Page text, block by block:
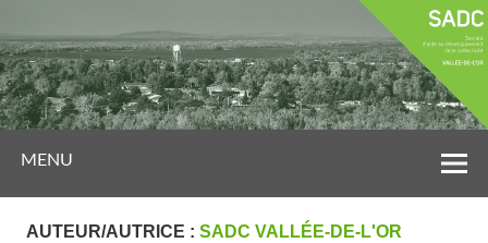
MENU
AUTEUR/AUTRICE : SADC VALLÉE-DE-L'OR